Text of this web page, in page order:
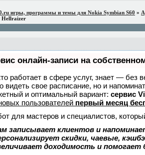
игры, программы и темы для Nokia Symbian S60 »
Hellraizer
онлайн-записи на
работает в сфере услуг, знает — без
видеть свое расписание, но и
и оптимальный вариант: сервис
пользователей первый месяц
для мастеров и специалистов,
записывает клиентов и
скидки, чаевые,
доходимость и